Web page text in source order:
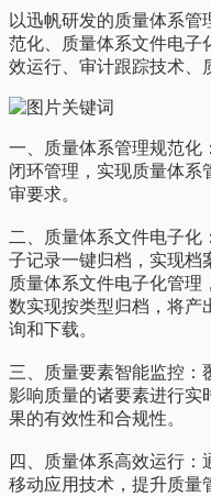
以迅帆研发的质量体系
范化、质量体系文件电子
效运行、审计跟踪技术、
一、质量体系管理规范化
闭环管理，实现质量体系
审要求。
二、质量体系文件电子化
子记录一键归档，实现档
质量体系文件电子化管理
数实现按类型归档，将产
询和下载。
三、质量要素智能监控：
影响质量的诸要素进行实
果的有效性和合规性。
四、质量体系高效运行：
移动应用技术，提升质量